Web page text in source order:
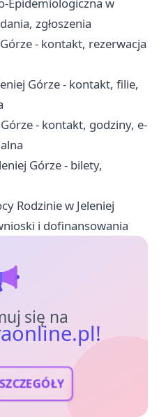
Epidemiologiczna w
zgłoszenia
- kontakt, rezerwacja
Górze - kontakt, filie,
- kontakt, godziny, e-
Górze - bilety,
Rodzinie w Jeleniej
i dofinansowania
się na